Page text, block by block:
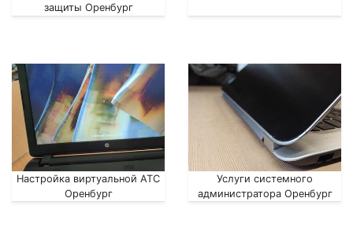
защиты Оренбург
Настройка виртуальной АТС
Оренбург
Услуги системного
администратора Оренбург